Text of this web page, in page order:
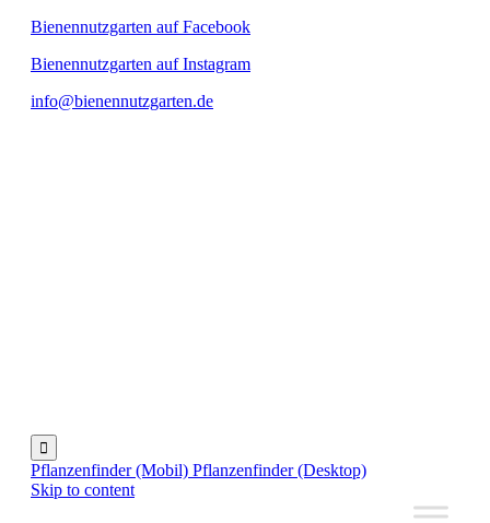
Bienennutzgarten auf Facebook
Bienennutzgarten auf Instagram
info@bienennutzgarten.de

Pflanzenfinder (Mobil) Pflanzenfinder (Desktop)
Skip to content